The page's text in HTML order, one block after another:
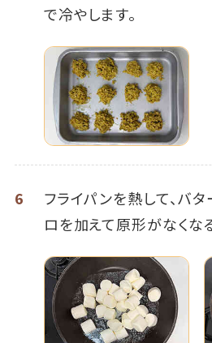
で冷やします。
6
フライパンを熱して、バ
ロを加えて原形がなくな